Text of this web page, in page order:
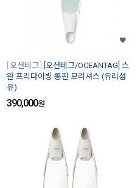
오션테그
[오션테그/OCEANTAG] 스
완 프리다이빙 롱핀 모리셔스 (유리섬
유)
390,000원